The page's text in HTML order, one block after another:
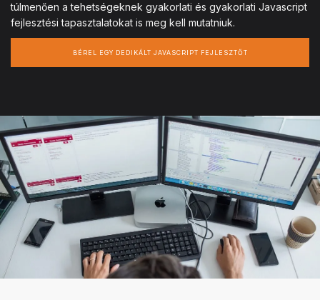
túlmenően a tehetségeknek gyakorlati és gyakorlati Javascript
fejlesztési tapasztalatokat is meg kell mutatniuk.
BÉREL EGY DEDIKÁLT JAVASCRIPT FEJLESZTŐT